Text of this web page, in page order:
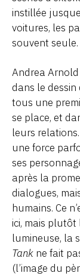
instillée
voitures, les
souvent seule.
Andrea Arnold
dans le
tous une
se place, et
leurs
une force
ses
après la
dialogues,
humains. Ce
ici, mais plutôt
lumineuse, la
Tank ne fait
(l’image du